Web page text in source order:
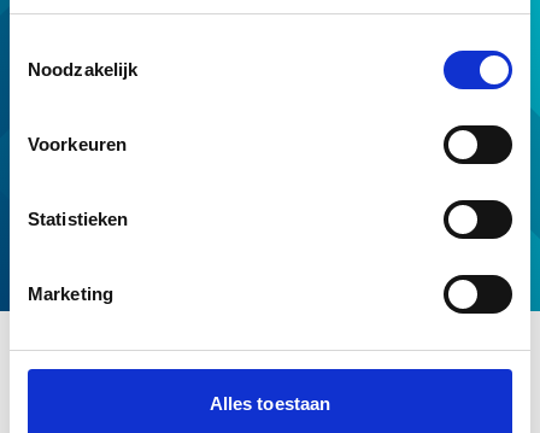
Noodzakelijk
Voorkeuren
Statistieken
Marketing
Alles toestaan
Hypotheek met NHG
Download & tools
Over ons